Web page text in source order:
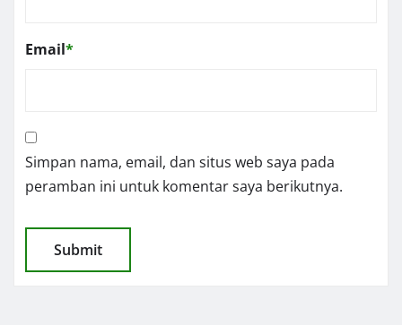
Email*
Simpan nama, email, dan situs web saya pada
peramban ini untuk komentar saya berikutnya.